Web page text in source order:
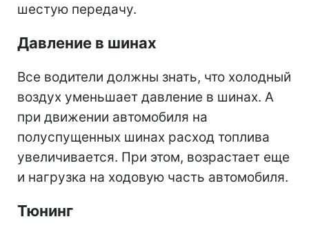
шестую передачу.
Давление в шинах
Все водители должны знать, что холодный
воздух уменьшает давление в шинах. А
при движении автомобиля на
полуспущенных шинах расход топлива
увеличивается. При этом, возрастает еще
и нагрузка на ходовую часть автомобиля.
Тюнинг